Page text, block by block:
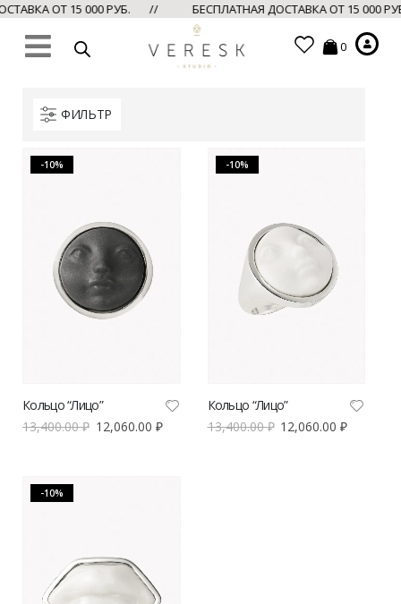
ОТ 15 000 РУБ. // БЕСПЛАТНАЯ ДОСТАВКА ОТ 15 000
0
ФИЛЬТР
-10%
Кольцо “Лицо”
13,400.00₽ 12,060.00 ₽
-10%
Кольцо “Лицо”
13,400.00₽ 12,060.00₽
-10%